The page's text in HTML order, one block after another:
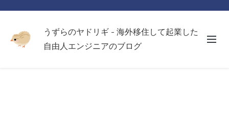
うずらのヤドリギ - 海外移住して起業した
自由人エンジニアのブログ